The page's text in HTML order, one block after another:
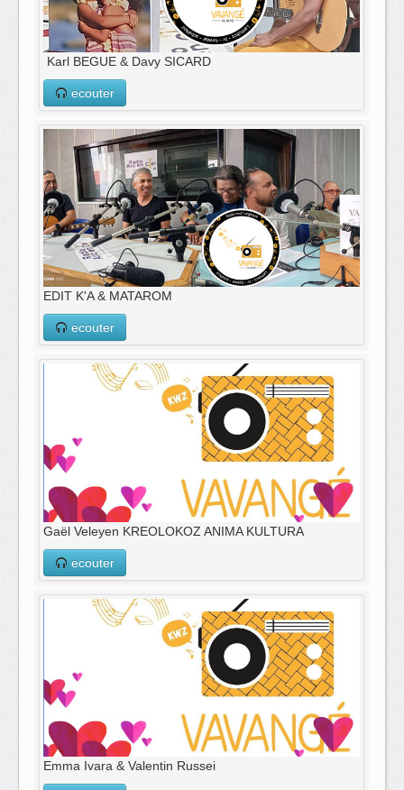
Karl BEGUE & Davy SICARD
ecouter
EDIT K'A & MATAROM
ecouter
Gaël Veleyen KREOLOKOZ ANIMA KULTURA
ecouter
Emma Ivara & Valentin Russei